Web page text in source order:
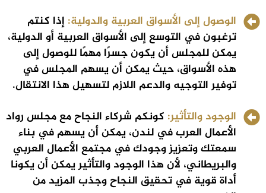
الوصول إلى الأسواق العربية والدولية: إذا كنتم
ترغبون في التوسع إلى الأسواق العربية أو الدولية،
يمكن للمجلس أن يكون جسرًا مهمًا للوصول إلى
هذه الأسواق، حيث يمكن أن يسهم المجلس في
توفير التوجيه والدعم اللازم لتسهيل هذا الانتقال.
الوجود والتأثير: كونكم شركاء النجاح مع مجلس رواد
الأعمال العرب في لندن، يمكن أن يسهم في بناء
سمعتك وتعزيز وجودك في مجتمع الأعمال العربي
والبريطاني، لأن هذا الوجود والتأثير يمكن أن يكونا
أداة قوية في تحقيق النجاح وجذب المزيد من